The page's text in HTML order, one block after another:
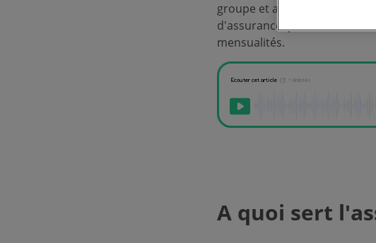
groupe et assurance
d'assurance, pour choisir le
mensualités.
A quoi sert